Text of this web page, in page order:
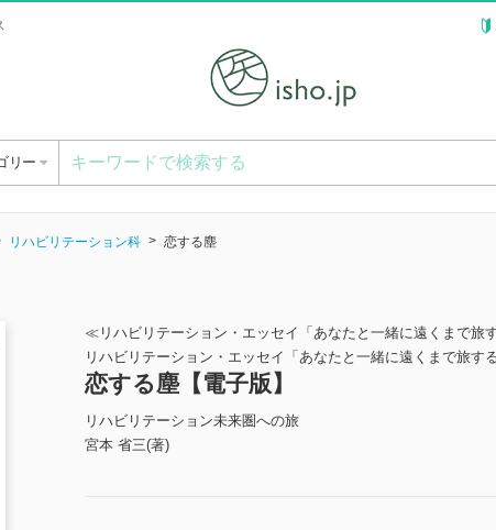
リー
リハビリテーション科 恋する塵
≪リハビリテーション・エッセイ「あなたと一緒に遠くまで旅
リハビリテーション・エッセイ「あなたと一緒に遠くまで旅する
恋する塵【電子版】
リハビリテーション未来圏への旅
宮本 省三(著)